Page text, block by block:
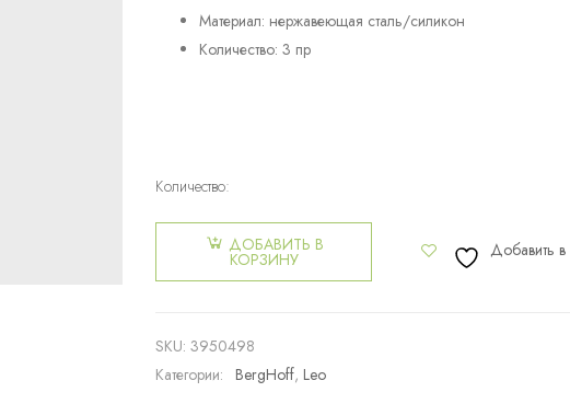
Материал: нержавеющая сталь/силикон
Количество: 3 пр
Количество:
Количество
товара
кухонных
Leo
Graphite
ДОБАВИТЬ В
КОРЗИНУ Добавить
SKU: 3950498
Категории: BergHoff, Leo